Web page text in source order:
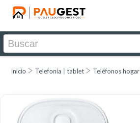
Inicio Telefonía | tablet Teléfonos hogar